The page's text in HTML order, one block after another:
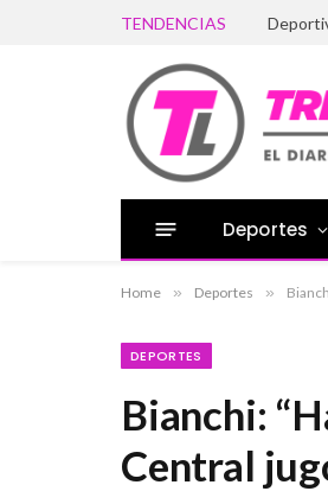
TENDENCIAS
Deportes
Home » Deportes »
DEPORTES
Bianchi:
Central